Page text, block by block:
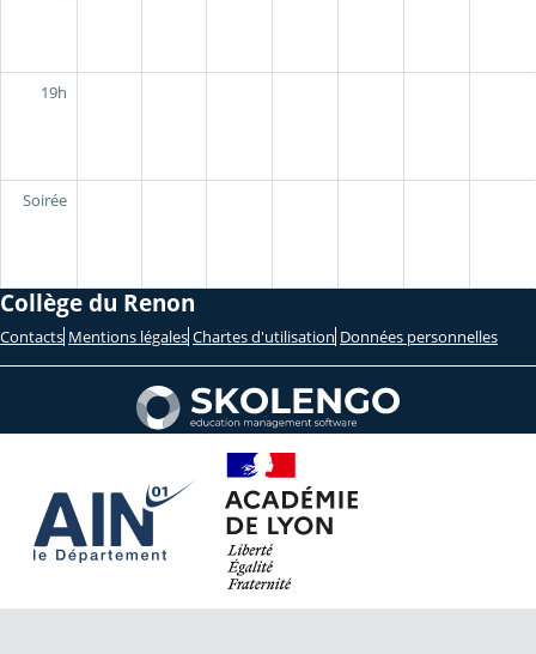
19h
Soirée
Collège du Renon
Contacts Mentions légales Chartes d'utilisation Données personnelles